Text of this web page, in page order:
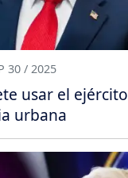
30 / 2025
usar el
urbana